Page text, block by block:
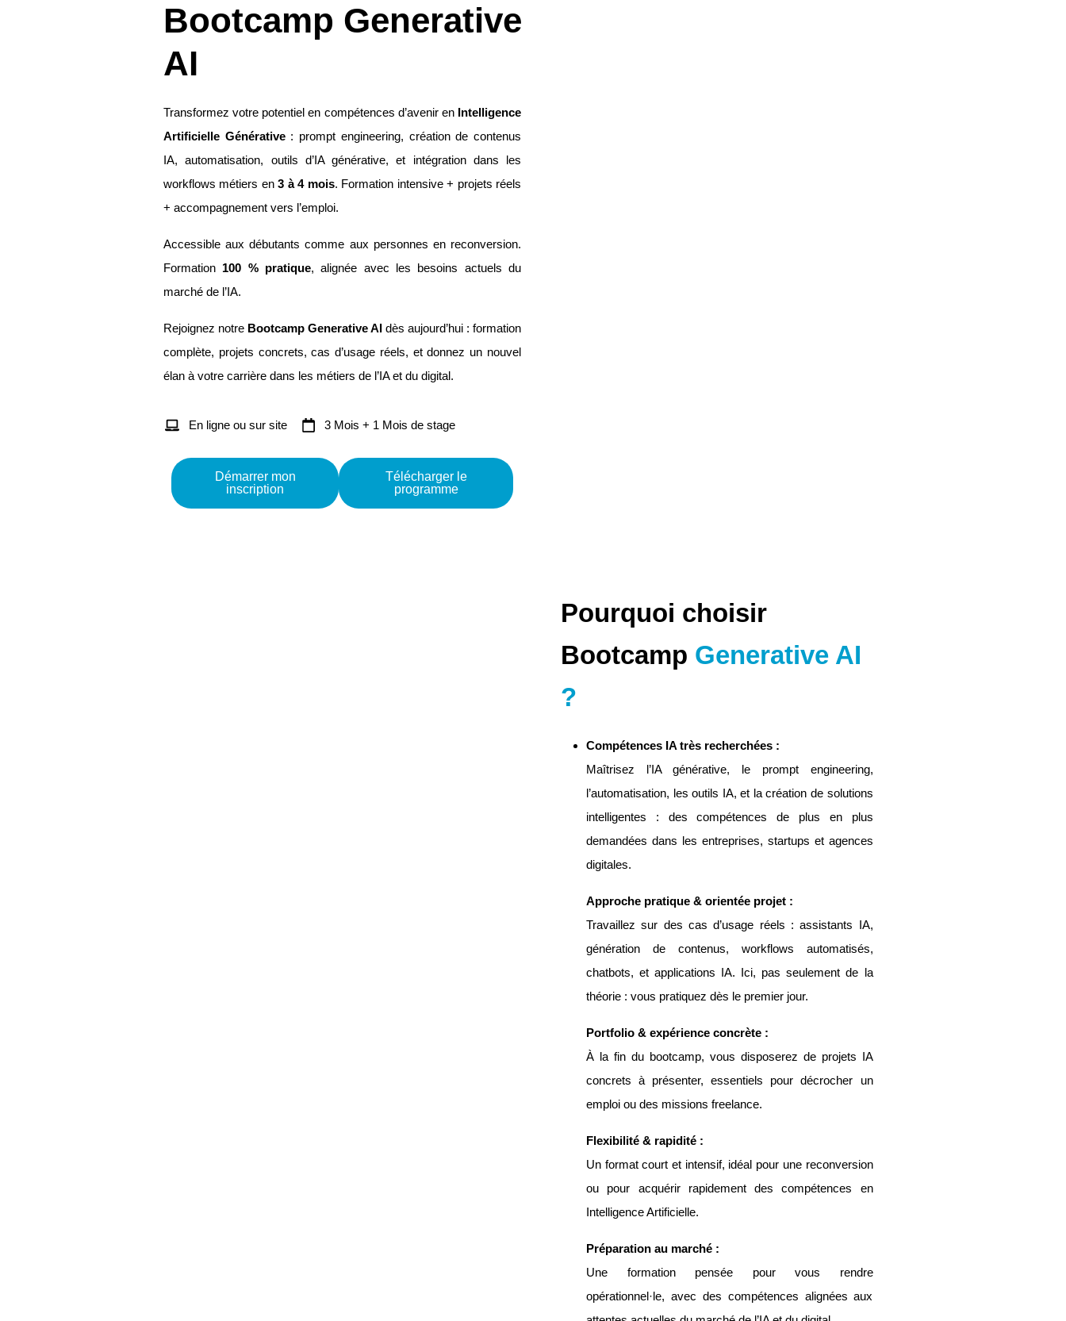
Bootcamp Generative
AI
Transformez votre potentiel en compétences d’avenir en Intelligence
Artificielle Générative: prompt engineering, création de contenus
IA, automatisation, outils d’IA générative, et intégration dans les
workflows métiers en3 à 4 mois. Formation intensive + projets réels
+ accompagnement vers l’emploi.
Accessible aux débutants comme aux personnes en reconversion.
Formation 100 % pratique, alignée avec les besoins actuels du
marché de l’IA.
Rejoignez notre Bootcamp Generative AI dès aujourd’hui : formation
complète, projets concrets, cas d’usage réels, et donnez un nouvel
élan à votre carrière dans les métiers de l’IA et du digital.
En ligne ou sur site 3 Mois + 1 Mois de stage
Démarrer mon
inscription
Télécharger le
programme
Pourquoi choisir
Bootcamp Generative AI
?
Compétences IA très recherchées :
Maîtrisez l’IA générative, le prompt engineering,
l’automatisation, les outils IA, et la création de solutions
intelligentes : des compétences de plus en plus
demandées dans les entreprises, startups et agences
digitales.
Approche pratique & orientée projet :
Travaillez sur des cas d’usage réels : assistants IA,
génération de contenus, workflows automatisés,
chatbots, et applications IA. Ici, pas seulement de la
théorie : vous pratiquez dès le premier jour.
Portfolio & expérience concrète :
À la fin du bootcamp, vous disposerez de projets IA
concrets à présenter, essentiels pour décrocher un
emploi ou des missions freelance.
Flexibilité & rapidité :
Un format court et intensif, idéal pour une reconversion
ou pour acquérir rapidement des compétences en
Intelligence Artificielle.
Préparation au marché :
Une formation pensée pour vous rendre
opérationnel·le, avec des compétences alignées aux